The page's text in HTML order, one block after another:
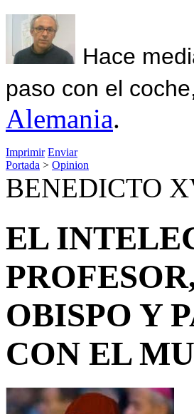
Hace
paso con el
Alemania.
Imprimir Enviar
Portada > Opinion
BENEDICTO
EL
OBISPO Y
CON EL